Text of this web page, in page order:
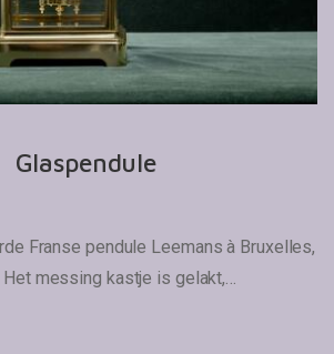
Glaspendule
Franse pendule Leemans à Bruxelles,
Het messing kastje is gelakt,…